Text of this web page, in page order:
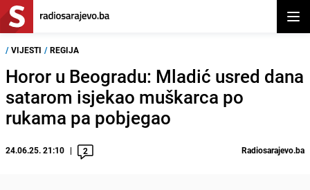
/ VIJESTI / REGIJA
Horor u Beogradu: Mladić usred dana
satarom isjekao muškarca po
rukama pa pobjegao
24.06.25. 21:10 2 Radiosarajevo.ba